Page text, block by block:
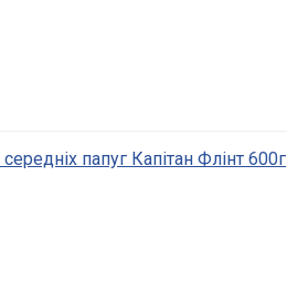
папуг Капітан Флінт 600г